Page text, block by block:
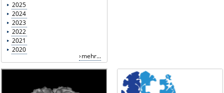
2025
2024
2023
2022
2021
2020
mehr...